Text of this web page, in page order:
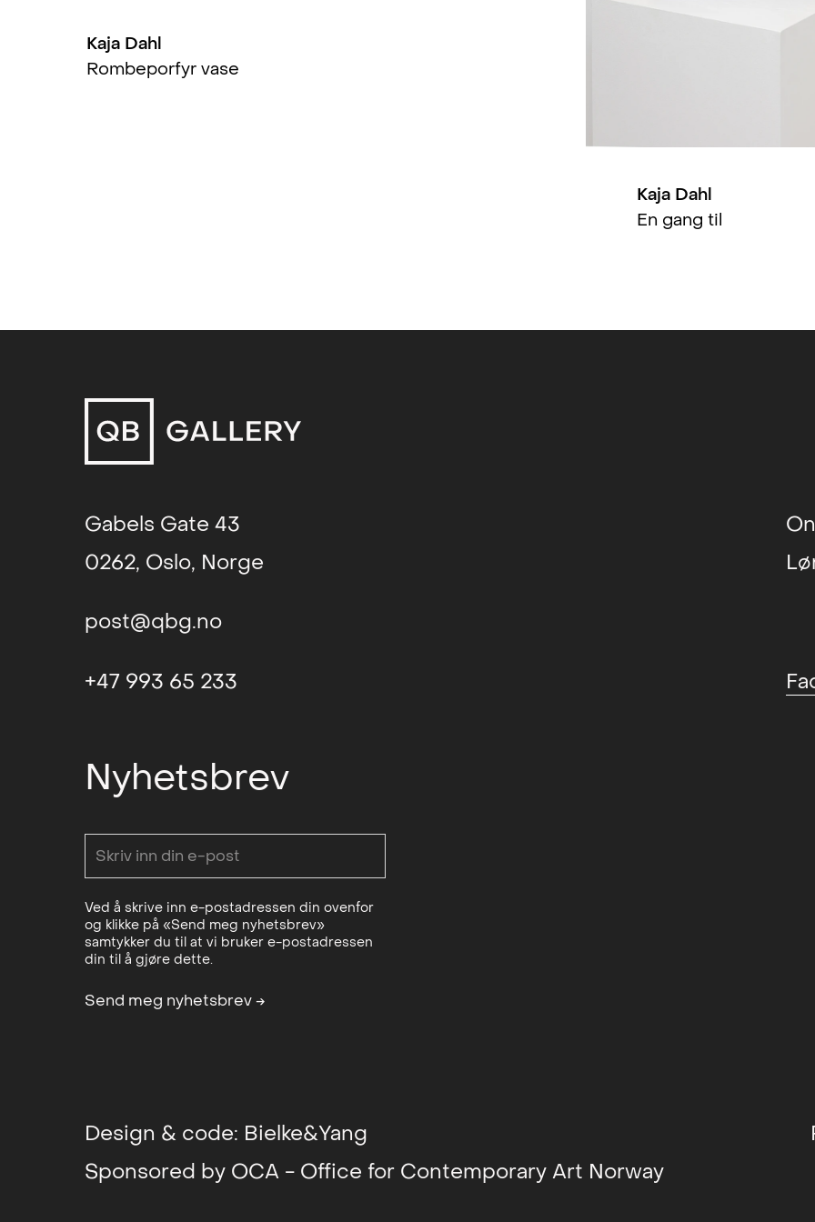
Kaja Dahl
Rombeporfyr vase
Kaja Dahl
En gang til
Gabels Gate 43
0262, Oslo, Norge
post@qbg.no
+47 993 65 233
Nyhetsbrev
Ved å skrive inn e-postadressen din ovenfor
og klikke på «Send meg nyhetsbrev»
samtykker du til at vi bruker e-postadressen
din til å gjøre dette.
Send meg nyhetsbrev→
Design & code: Bielke&Yang
Sponsored by OCA - Office for Contemporary Art Norway